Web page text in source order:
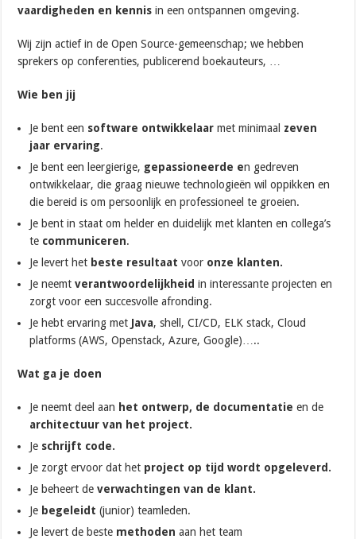
vaardigheden en kennis in een ontspannen omgeving.
Wij zijn actief in de Open Source-gemeenschap; we hebben
sprekers op conferenties, publicerend boekauteurs, …
Wie ben jij
Je bent een software ontwikkelaar met minimaal zeven
jaar ervaring.
Je bent een leergierige, gepassioneerde en gedreven
ontwikkelaar, die graag nieuwe technologieën wil oppikken en
die bereid is om persoonlijk en professioneel te groeien.
Je bent in staat om helder en duidelijk met klanten en collega’s
te communiceren.
Je levert het beste resultaat voor onze klanten.
Je neemtverantwoordelijkheid in interessante projecten en
zorgt voor een succesvolle afronding.
Je hebt ervaring met Java, shell, CI/CD, ELK stack, Cloud
platforms (AWS, Openstack, Azure, Google)…..
Wat ga je doen
Je neemt deel aan het ontwerp, de documentatieen de
architectuur van het project.
Je schrijft code.
Je zorgt ervoor dat het project op tijd wordt opgeleverd.
Je beheert deverwachtingen van de klant.
Je begeleidt (junior) teamleden.
Je levert de beste methoden aan het team